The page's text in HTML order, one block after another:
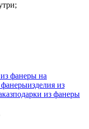
фанеры на
фанерыизделия из
подарки из фанеры